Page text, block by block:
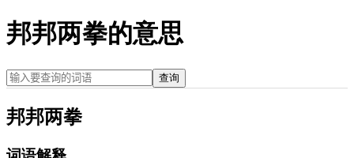
邦邦两拳的意思
查询
邦邦两拳